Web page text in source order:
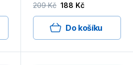
209 Kč 188 Kč
Do košíku